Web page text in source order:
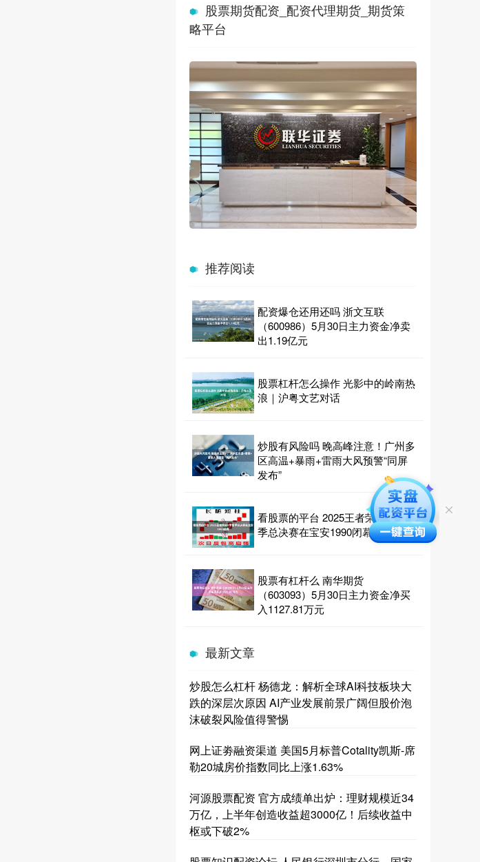
股票期货配资_配资代理期货_期货策
略平台
推荐阅读
配资爆仓还用还吗 浙文互联
（600986）5月30日主力资金净卖
出1.19亿元
股票杠杆怎么操作 光影中的岭南热
浪｜沪粤文艺对话
炒股有风险吗 晚高峰注意！广州多
区高温+暴雨+雷雨大风预警“同屏
发布”
看股票的平台 2025王者荣耀K甲夏
季总决赛在宝安1990闭幕
股票有杠杆么 南华期货
（603093）5月30日主力资金净买
入1127.81万元
最新文章
炒股怎么杠杆 杨德龙：解析全球AI科技板块大
跌的深层次原因 AI产业发展前景广阔但股价泡
沫破裂风险值得警惕
网上证劵融资渠道 美国5月标普Cotality凯斯-席
勒20城房价指数同比上涨1.63%
河源股票配资 官方成绩单出炉：理财规模近34
万亿，上半年创造收益超3000亿！后续收益中
枢或下破2%